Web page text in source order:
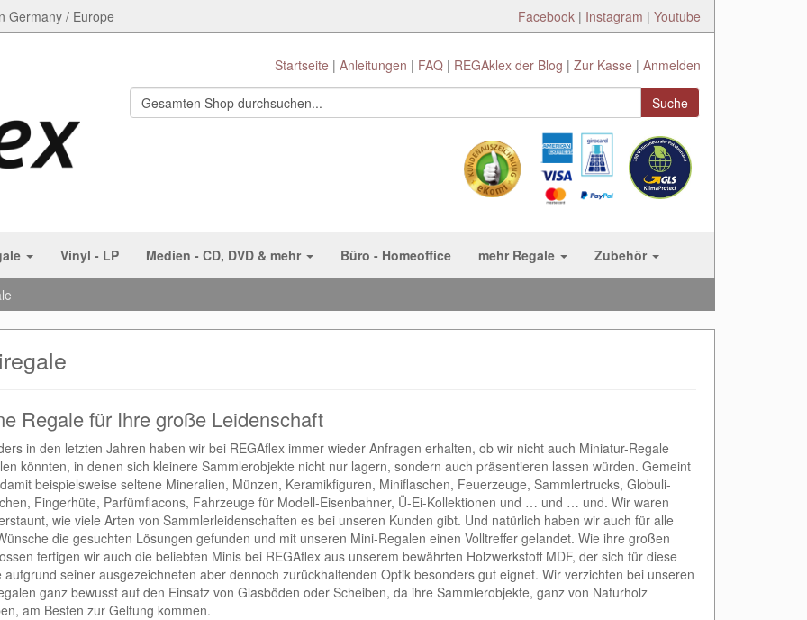
Germany / Europe Facebook | Instagram | Youtube
Startseite Anleitungen FAQ REGAklex der Blog Zur Kasse Anmelden
Suche
Vinyl - LP Medien - CD, DVD & mehr Büro - Homeoffice mehr Regale Zubehör
Regale für Ihre große Leidenschaft
in den letzten Jahren haben wir bei REGAflex immer wieder Anfragen erhalten, ob wir nicht auch Miniatur-Regale
könnten, in denen sich kleinere Sammlerobjekte nicht nur lagern, sondern auch präsentieren lassen würden. Gemeint
beispielsweise seltene Mineralien, Münzen, Keramikfiguren, Miniflaschen, Feuerzeuge, Sammlertrucks, Globuli-
Fingerhüte, Parfümflacons, Fahrzeuge für Modell-Eisenbahner, Ü-Ei-Kollektionen und … und … und. Wir waren
wie viele Arten von Sammlerleidenschaften es bei unseren Kunden gibt. Und natürlich haben wir auch für alle
die gesuchten Lösungen gefunden und mit unseren Mini-Regalen einen Volltreffer gelandet. Wie ihre großen
fertigen wir auch die beliebten Minis bei REGAflex aus unserem bewährten Holzwerkstoff MDF, der sich für diese
aufgrund seiner ausgezeichneten aber dennoch zurückhaltenden Optik besonders gut eignet. Wir verzichten bei unseren
ganz bewusst auf den Einsatz von Glasböden oder Scheiben, da ihre Sammlerobjekte, ganz von Naturholz
am Besten zur Geltung kommen.